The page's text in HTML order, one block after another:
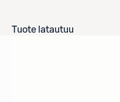
Tuote latautuu